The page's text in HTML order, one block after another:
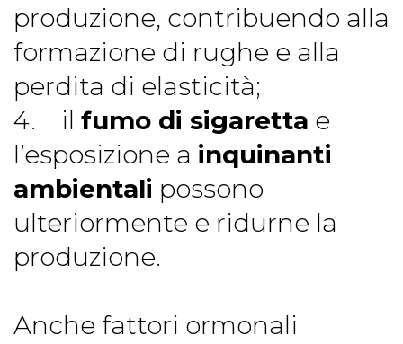
produzione, contribuendo alla
formazione di rughe e alla
perdita di elasticità;
4. il fumo di sigaretta e
l’esposizione a inquinanti
ambientali possono
ulteriormente e ridurne la
produzione.
Anche fattori ormonali